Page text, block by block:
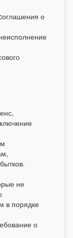
о
не
в порядке
о